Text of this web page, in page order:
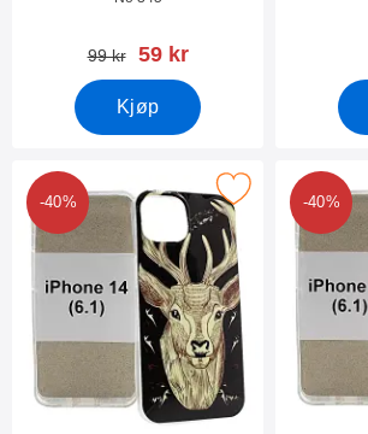
gammel pris
99 kr ny pris
59 kr
Kjøp
-40%
Merk tPU Designdeksel iPhone 14 (6.1)
-40%
Merk tPU